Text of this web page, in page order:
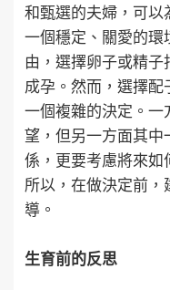
和甄選的夫婦，可
一個穩定、關愛的
由，選擇卵子或精
成孕。然而，選擇
一個複雜的決定。
望，但另一方面其
係，更要考慮將來如
所以，在做決定前
導。
生育前的反思